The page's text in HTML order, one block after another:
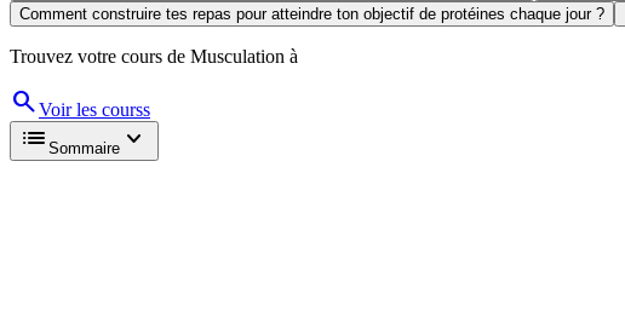
Comment construire tes repas pour atteindre ton objectif de protéines chaque jour ?
Trouvez votre cours de Musculation à
searchVoir les courss
list Sommaire expand_more